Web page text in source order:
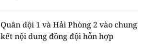
Quân đội 1 và Hải Phòng 2 vào chung
kết nội dung đồng đội hỗn hợp